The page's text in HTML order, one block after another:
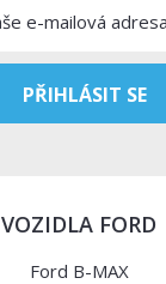
VOZIDLA FORD
Ford B-MAX